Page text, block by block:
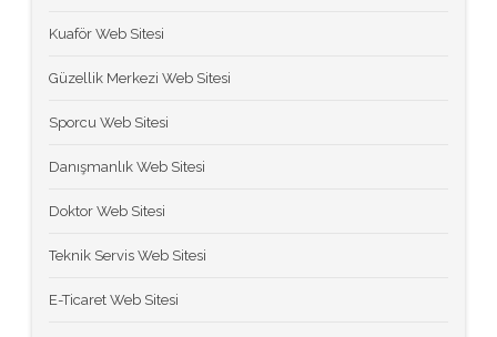
Kuaför Web Sitesi
Güzellik Merkezi Web Sitesi
Sporcu Web Sitesi
Danışmanlık Web Sitesi
Doktor Web Sitesi
Teknik Servis Web Sitesi
E-Ticaret Web Sitesi